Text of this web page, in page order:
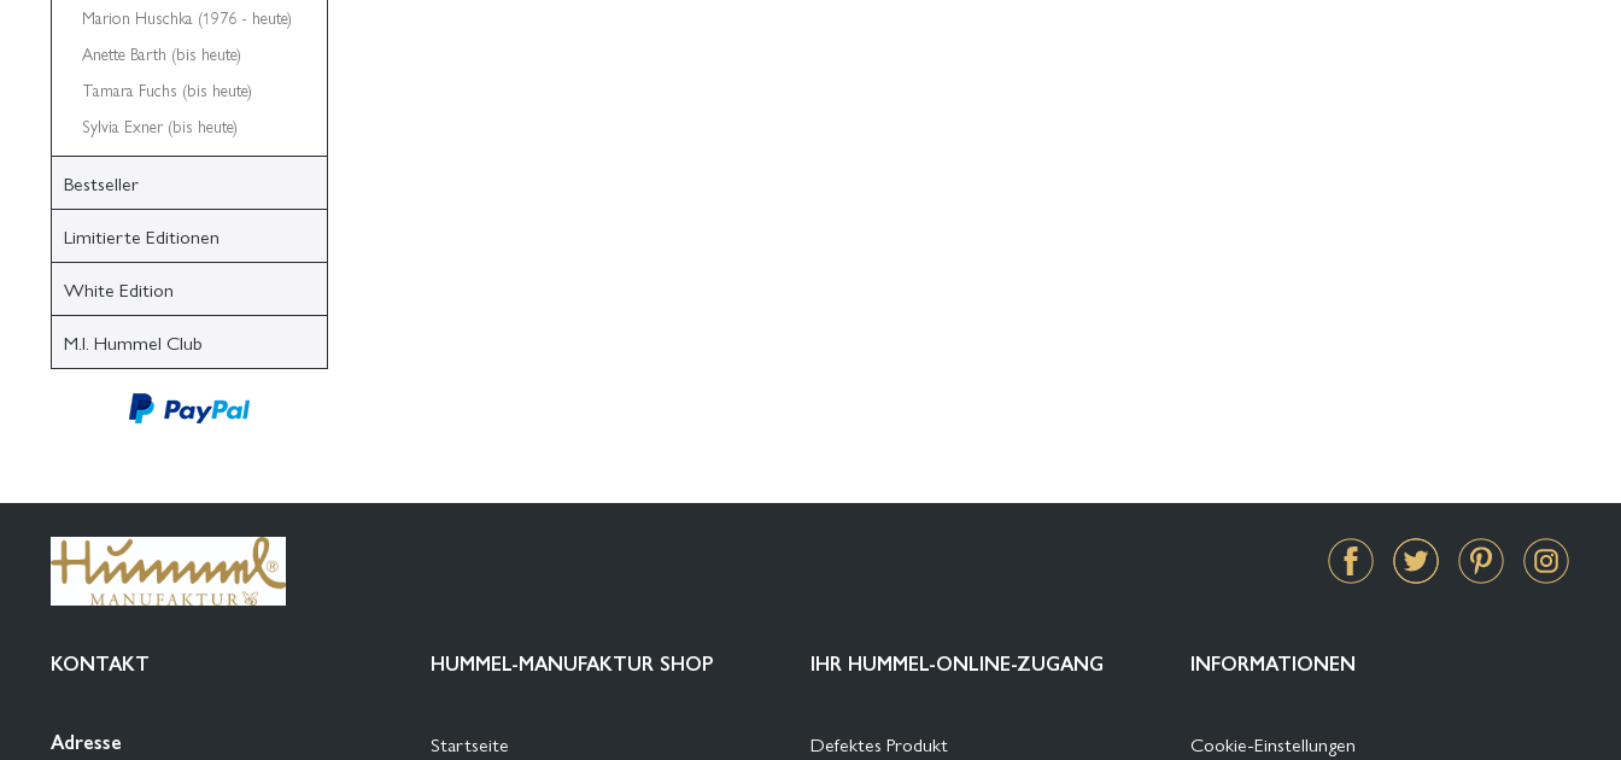
Marion Huschka (1976 - heute)
Anette Barth (bis heute)
Tamara Fuchs (bis heute)
Sylvia Exner (bis heute)
Bestseller
Limitierte Editionen
White Edition
M.I. Hummel Club
KONTAKT
Adresse
HUMMEL-MANUFAKTUR SHOP
Startseite
IHR HUMMEL-ONLINE-ZUGANG
Defektes Produkt
INFORMATIONEN
Cookie-Einstellungen